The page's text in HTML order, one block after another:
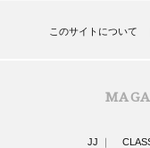
このサイトについて
JJ